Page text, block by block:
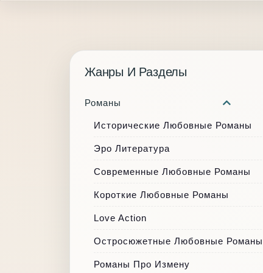
Жанры И Разделы
Романы
Исторические Любовные Романы
Эро Литература
Современные Любовные Романы
Короткие Любовные Романы
Love Action
Остросюжетные Любовные Романы
Романы Про Измену